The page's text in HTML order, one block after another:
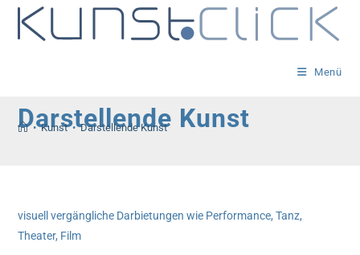
Zum
Inhalt
Menü
Darstellende Kunst
• Kunst • Darstellende Kunst
visuell vergängliche Darbietungen wie Performance, Tanz,
Theater, Film